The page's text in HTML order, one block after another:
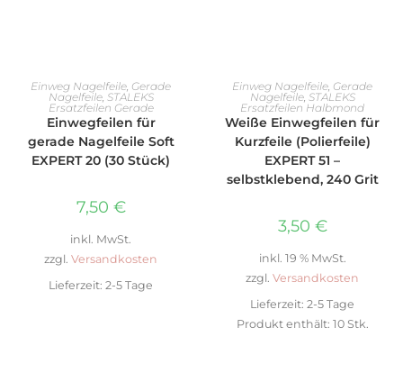
AUSFÜHRUNG WÄHLEN
Einweg Nagelfeile, Gerade
Nagelfeile, STALEKS
Ersatzfeilen Gerade
Einwegfeilen für
gerade Nagelfeile Soft
EXPERT 20 (30 Stück)
7,50 €
inkl. MwSt.
zzgl. Versandkosten
Lieferzeit: 2-5 Tage
IN DEN WARENKORB
Einweg Nagelfeile, Gerade
Nagelfeile, STALEKS
Ersatzfeilen Halbmond
Weiße Einwegfeilen für
Kurzfeile (Polierfeile)
EXPERT 51 –
selbstklebend, 240 Grit
3,50 €
inkl. 19 % MwSt.
zzgl. Versandkosten
Lieferzeit: 2-5 Tage
Produkt enthält: 10 Stk.